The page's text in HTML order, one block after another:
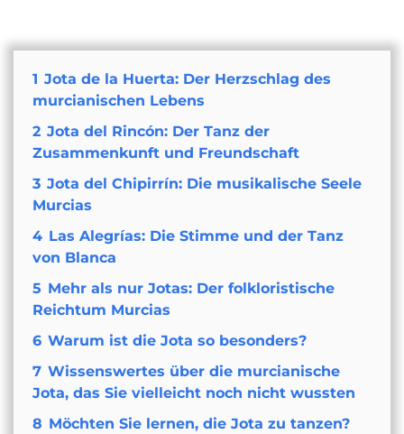
1 Jota de la Huerta: Der Herzschlag des
murcianischen Lebens
2 Jota del Rincón: Der Tanz der
Zusammenkunft und Freundschaft
3 Jota del Chipirrín: Die musikalische Seele
Murcias
4 Las Alegrías: Die Stimme und der Tanz
von Blanca
5 Mehr als nur Jotas: Der folkloristische
Reichtum Murcias
6 Warum ist die Jota so besonders?
7 Wissenswertes über die murcianische
Jota, das Sie vielleicht noch nicht wussten
8 Möchten Sie lernen, die Jota zu tanzen?